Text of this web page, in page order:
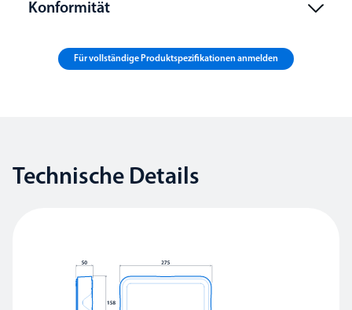
Konformität
Für vollständige Produktspezifikationen anmelden
Technische Details